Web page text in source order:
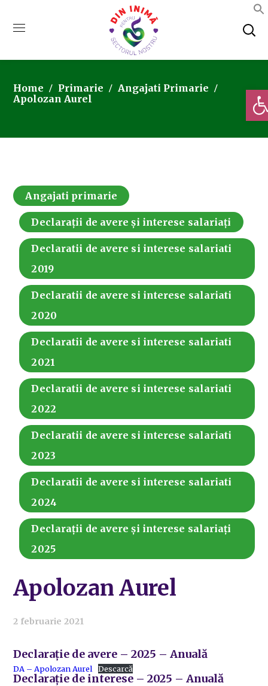
Home Primarie
Angajati Primarie
Apolozan Aurel
Angajati primarie
Declarații de avere și interese salariați
Declaratii de avere si interese salariati
2019
Declaratii de avere si interese salariati
2020
Declaratii de avere si interese salariati
2021
Declaratii de avere si interese salariati
2022
Declaratii de avere si interese salariati
2023
Declaratii de avere si interese salariati
2024
Declarații de avere și interese salariați
2025
Apolozan Aurel
2 februarie 2021
Declarație de avere – 2025 – Anuală
DA – Apolozan Aurel Descarcă
Declarație de interese – 2025 – Anuală